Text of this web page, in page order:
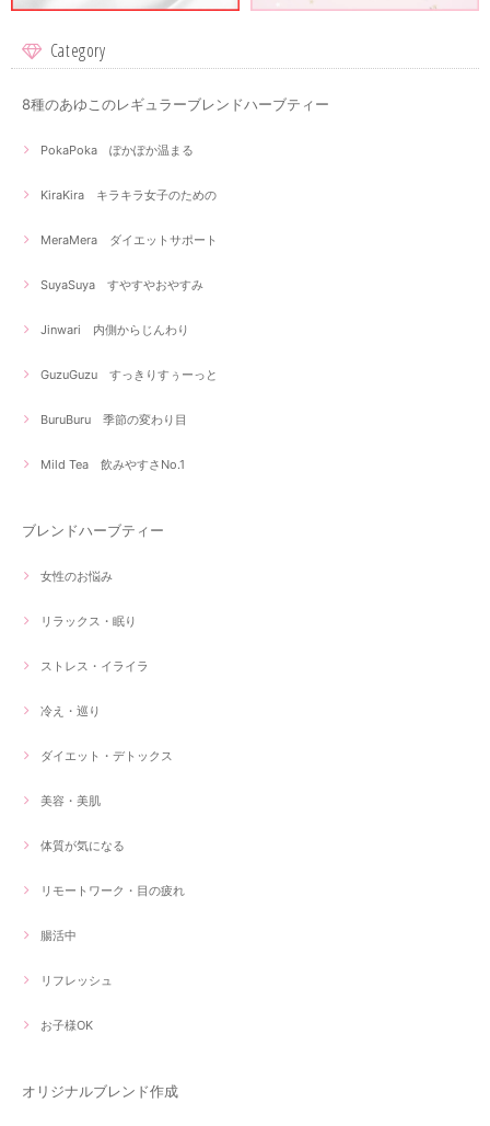
Category
8種のあゆこのレギュラーブレンドハーブティー
PokaPoka ぽかぽか温まる
KiraKira キラキラ女子のための
MeraMera ダイエットサポート
SuyaSuya すやすやおやすみ
Jinwari 内側からじんわり
GuzuGuzu すっきりすぅーっと
BuruBuru 季節の変わり目
Mild Tea 飲みやすさNo.1
ブレンドハーブティー
女性のお悩み
リラックス・眠り
ストレス・イライラ
冷え・巡り
ダイエット・デトックス
美容・美肌
体質が気になる
リモートワーク・目の疲れ
腸活中
リフレッシュ
お子様OK
オリジナルブレンド作成